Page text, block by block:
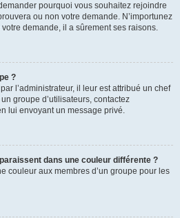
pourquoi vous souhaitez rejoindre
ou non votre demande. N’importunez
demande, il a sûrement ses raisons.
?
l’administrateur, il leur est attribué un chef
groupe d’utilisateurs, contactez
lui envoyant un message privé.
dans une couleur différente ?
couleur aux membres d’un groupe pour les